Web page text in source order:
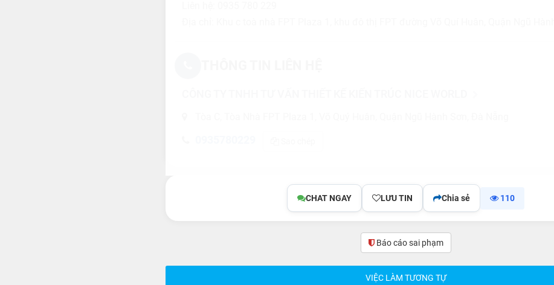
CHAT NGAY LƯU TIN Chia sẻ 110
Báo cáo sai phạm
VIỆC LÀM TƯƠNG TỰ